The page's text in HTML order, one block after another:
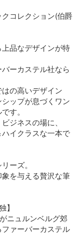
コレクション(伯爵
品なデザインが特
ーカステル社なら
の高いデザイン
ップが息づくワン
す。
ジネスの場に、
イクラスな一本で
ーズ。
を与える贅沢な筆
】
ニュルンベルグ郊
ァーバーカステル